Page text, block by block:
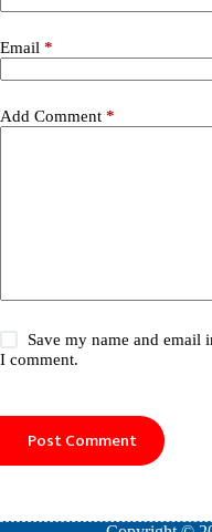
Email *
Add Comment *
Save my name and email
I comment.
Post Comment